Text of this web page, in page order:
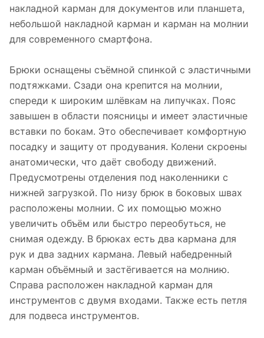
накладной карман для документов или планшета,
небольшой накладной карман и карман на молнии
для современного смартфона.
Брюки оснащены съёмной спинкой с эластичными
подтяжками. Сзади она крепится на молнии,
спереди к широким шлёвкам на липучках. Пояс
завышен в области поясницы и имеет эластичные
вставки по бокам. Это обеспечивает комфортную
посадку и защиту от продувания. Колени скроены
анатомически, что даёт свободу движений.
Предусмотрены отделения под наколенники с
нижней загрузкой. По низу брюк в боковых швах
расположены молнии. С их помощью можно
увеличить объём или быстро переобуться, не
снимая одежду. В брюках есть два кармана для
рук и два задних кармана. Левый набедренный
карман объёмный и застёгивается на молнию.
Справа расположен накладной карман для
инструментов с двумя входами. Также есть петля
для подвеса инструментов.